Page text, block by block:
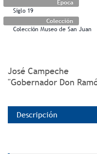
Época
Siglo 19
Colección
Colección Museo de San Juan
José Campeche
"Gobernador Don
Descripción